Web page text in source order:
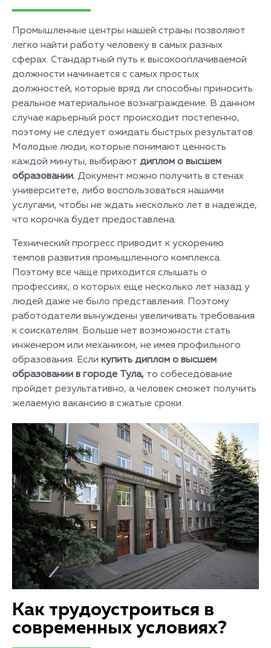
Промышленные центры нашей страны позволяют
легко найти работу человеку в самых разных
сферах. Стандартный путь к высокооплачиваемой
должности начинается с самых простых
должностей, которые вряд ли способны приносить
реальное материальное вознаграждение. В данном
случае карьерный рост происходит постепенно,
поэтому не следует ожидать быстрых результатов.
Молодые люди, которые понимают ценность
каждой минуты, выбирают диплом о высшем
образовании. Документ можно получить в стенах
университете, либо воспользоваться нашими
услугами, чтобы не ждать несколько лет в надежде,
что корочка будет предоставлена.
Технический прогресс приводит к ускорению
темпов развития промышленного комплекса.
Поэтому все чаще приходится слышать о
профессиях, о которых еще несколько лет назад у
людей даже не было представления. Поэтому
работодатели вынуждены увеличивать требования
к соискателям. Больше нет возможности стать
инженером или механиком, не имея профильного
образования. Если купить диплом о высшем
образовании в городе Тула, то собеседование
пройдет результативно, а человек сможет получить
желаемую вакансию в сжатые сроки.
Как трудоустроиться в
современных условиях?